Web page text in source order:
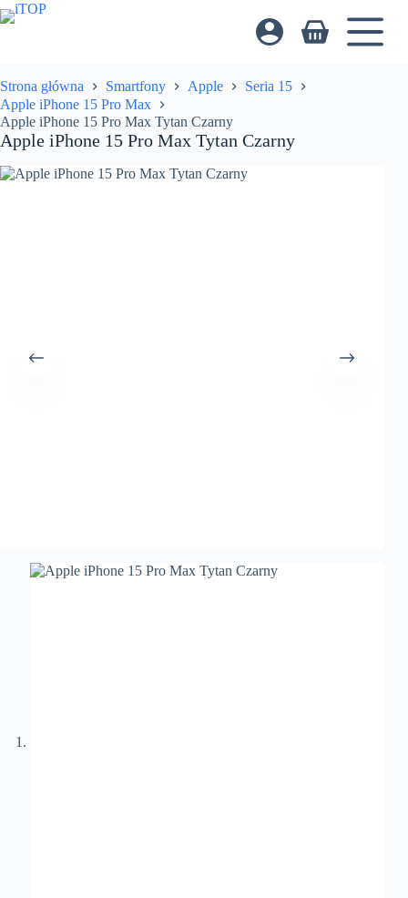
Przejdź
do
Koszyk
Strona główna Smartfony Apple
Seria 15
Apple iPhone 15 Pro Max
Apple iPhone 15 Pro Max Tytan Czarny
Apple iPhone 15 Pro Max Tytan Czarny